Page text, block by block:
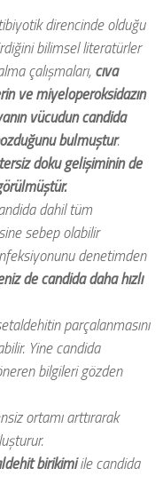
direncinde olduğu
bilimsel literatürler
çalışmaları,cıva
ve miyeloperoksidazın
vücudun candida
bulmuştur.
doku gelişiminin de
dahil tüm
sebep olabilir
denetimden
de candida daha hızlı
parçalanmasını
Yine candida
bilgileri gözden
ortamı arttırarak
birikimiile candida